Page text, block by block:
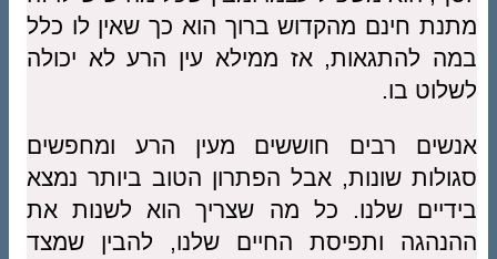
מתנת חינם מהקדוש ברוך הוא כך שאין לו כלל
במה להתגאות, אז ממילא עין הרע לא יכולה
לשלוט בו.
אנשים רבים חוששים מעין הרע ומחפשים
סגולות שונות, אבל הפתרון הטוב ביותר נמצא
בידיים שלנו. כל מה שצריך הוא לשנות את
ההנהגה ותפיסת החיים שלנו, להבין שמצד